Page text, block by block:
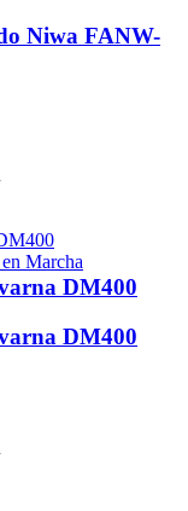
Niwa FANW-
DM400
DM400